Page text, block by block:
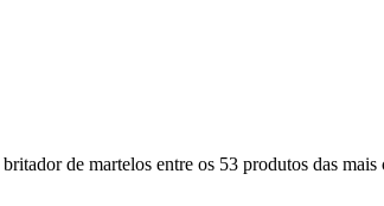
de martelos entre os 53 produtos das